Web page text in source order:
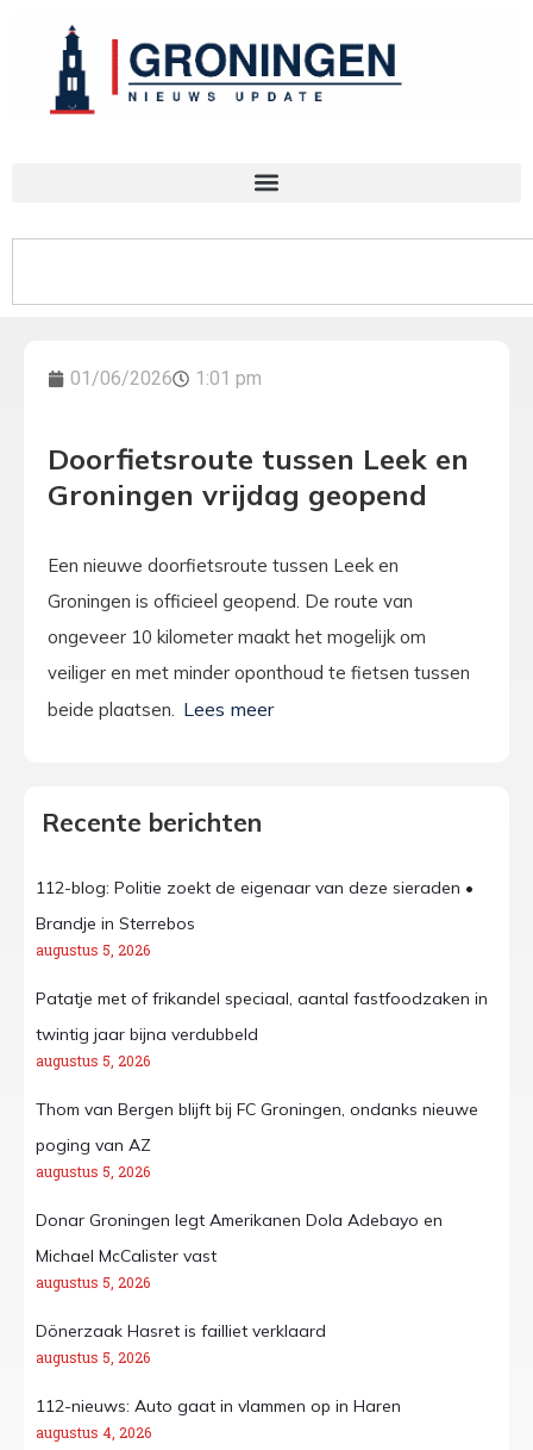
01/06/2026 1:01 pm
Doorfietsroute tussen Leek en
Groningen vrijdag geopend
Een nieuwe doorfietsroute tussen Leek en
Groningen is officieel geopend. De route van
ongeveer 10 kilometer maakt het mogelijk om
veiliger en met minder oponthoud te fietsen tussen
beide plaatsen.
Recente berichten
112-blog: Politie zoekt de eigenaar van deze sieraden •
Brandje in Sterrebos
augustus 5, 2026
Patatje met of frikandel speciaal, aantal fastfoodzaken in
twintig jaar bijna verdubbeld
augustus 5, 2026
Thom van Bergen blijft bij FC Groningen, ondanks nieuwe
poging van AZ
augustus 5, 2026
Donar Groningen legt Amerikanen Dola Adebayo en
Michael McCalister vast
augustus 5, 2026
Dönerzaak Hasret is failliet verklaard
augustus 5, 2026
112-nieuws: Auto gaat in vlammen op in Haren
augustus 4, 2026